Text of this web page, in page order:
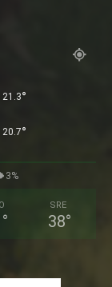
21.3°
20.7°
3%
°
SRE
38°